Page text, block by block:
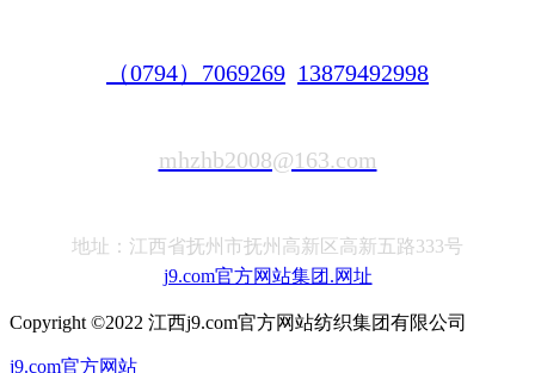
（0794）7069269 13879492998
mhzhb2008@163.com
地址：江西省抚州市抚州高新区高新五路333号
j9.com官方网站集团.网址
Copyright ©2022 江西j9.com官方网站纺织集团有限公司
j9.com官方网站